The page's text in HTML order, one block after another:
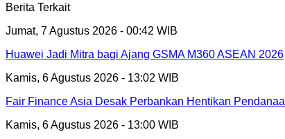
Berita Terkait
Jumat, 7 Agustus 2026 - 00:42 WIB
Huawei Jadi Mitra bagi Ajang GSMA M360 ASEAN 2026
Kamis, 6 Agustus 2026 - 13:02 WIB
Fair Finance Asia Desak Perbankan Hentikan
Kamis, 6 Agustus 2026 - 13:00 WIB